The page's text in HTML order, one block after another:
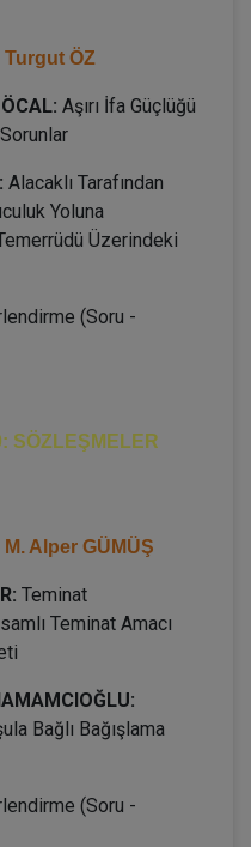
Turgut ÖZ
Aşırı İfa Güçlüğü
Alacaklı Tarafından
Yoluna
Üzerindeki
(Soru -
SÖZLEŞMELER
M. Alper GÜMÜŞ
Teminat
Teminat Amacı
Bağlı Bağışlama
(Soru -